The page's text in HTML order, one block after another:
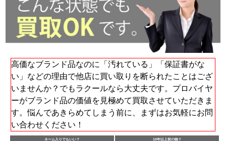
高価なブランド品なのに「汚れている」「保証書がな
い」などの理由で他店に買い取りを断られたことはござ
いませんか？でもラクールなら大丈夫です。プロバイヤ
ーがブランド品の価値を見極めて買取させていただきま
す。悩んであきらめてしまう前に、まずはお気軽にお問
い合わせください！
ネーム入りでもいい？ 10年以上前の物？